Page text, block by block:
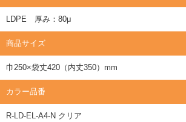
LDPE 厚み：80μ
商品サイズ
巾250×袋丈420（内丈350）mm
カラー品番
R-LD-EL-A4-N クリア